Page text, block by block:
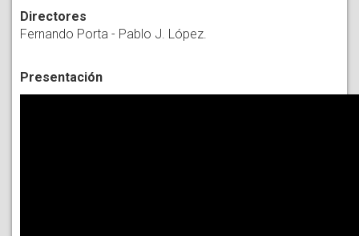
Directores
Fernando Porta - Pablo J. López.
Presentación